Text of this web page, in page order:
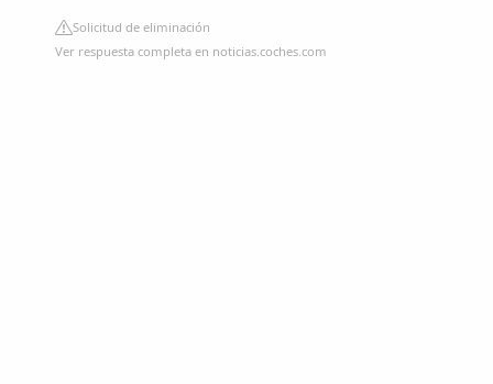
Solicitud de eliminación
Ver respuesta completa en noticias.coches.com